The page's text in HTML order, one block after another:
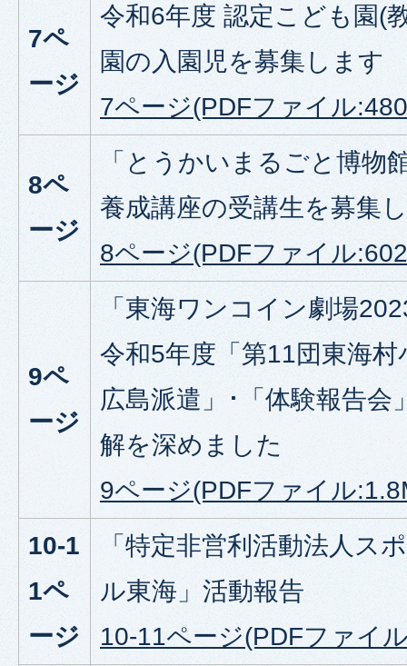
7ペ
ージ
令和6年度 認定こども園(
園の入園児を募集します
7ページ(PDFファイル
8ペ
ージ
「とうかいまるごと博物
養成講座の受講生を募集
8ページ(PDFファイル
9ペ
ージ
「東海ワンコイン劇場
令和5年度「第11団東海村
広島派遣」･「体験報告会
解を深めました
9ページ(PDFファイル
10-1
1ペ
ージ
「特定非営利活動法人ス
ル東海」活動報告
10-11ページ(PDFファイ